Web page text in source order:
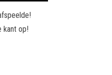
kant op!